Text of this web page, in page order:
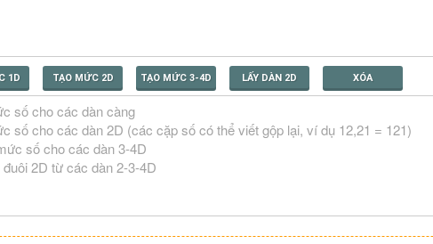
1D TẠO MỨC 2D TẠO MỨC 3-4D LẤY DÀN 2D XÓA